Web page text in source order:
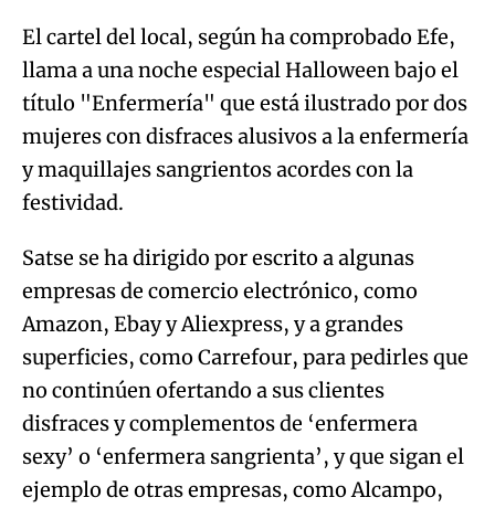
El cartel del local, según ha comprobado Efe,
llama a una noche especial Halloween bajo el
título "Enfermería" que está ilustrado por dos
mujeres con disfraces alusivos a la enfermería
y maquillajes sangrientos acordes con la
festividad.
Satse se ha dirigido por escrito a algunas
empresas de comercio electrónico, como
Amazon, Ebay y Aliexpress, y a grandes
superficies, como Carrefour, para pedirles que
no continúen ofertando a sus clientes
disfraces y complementos de ‘enfermera
sexy’ o ‘enfermera sangrienta’, y que sigan el
ejemplo de otras empresas, como Alcampo,